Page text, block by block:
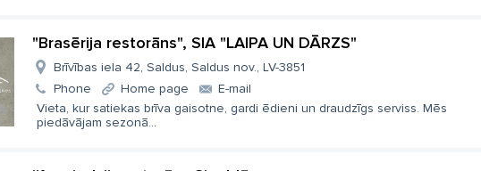
"Brasērija restorāns", SIA "LAIPA UN DĀRZS"
Brīvības iela 42, Saldus, Saldus nov., LV-3851
Phone
Home page
E-mail
Vieta, kur satiekas brīva gaisotne, gardi ēdieni un draudzīgs serviss. Mēs
piedāvājam sezonā...